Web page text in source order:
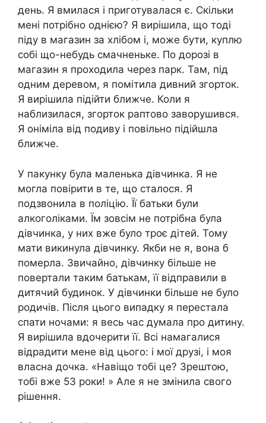
день. Я вмилася і приготувалася є. Скільки
мені потрібно однією? Я вирішила, що тоді
піду в магазин за хлібом і, може бути, куплю
собі що-небудь смачненьке. По дорозі в
магазин я проходила через парк. Там, під
одним деревом, я помітила дивний згорток.
Я вирішила підійти ближче. Коли я
наблизилася, згорток раптово заворушився.
Я оніміла від подиву і повільно підійшла
ближче.
У пакунку була маленька дівчинка. Я не
могла повірити в те, що сталося. Я
подзвонила в поліцію. Її батьки були
алкоголіками. Їм зовсім не потрібна була
дівчинка, у них вже було троє дітей. Тому
мати викинула дівчинку. Якби не я, вона б
померла. Звичайно, дівчинку більше не
повертали таким батькам, її відправили в
дитячий будинок. У дівчинки більше не було
родичів. Після цього випадку я перестала
спати ночами: я весь час думала про дитину.
Я вирішила вдочерити її. Всі намагалися
відрадити мене від цього: і мої друзі, і моя
власна дочка. «Навіщо тобі це? Зрештою,
тобі вже 53 роки! » Але я не змінила свого
рішення.